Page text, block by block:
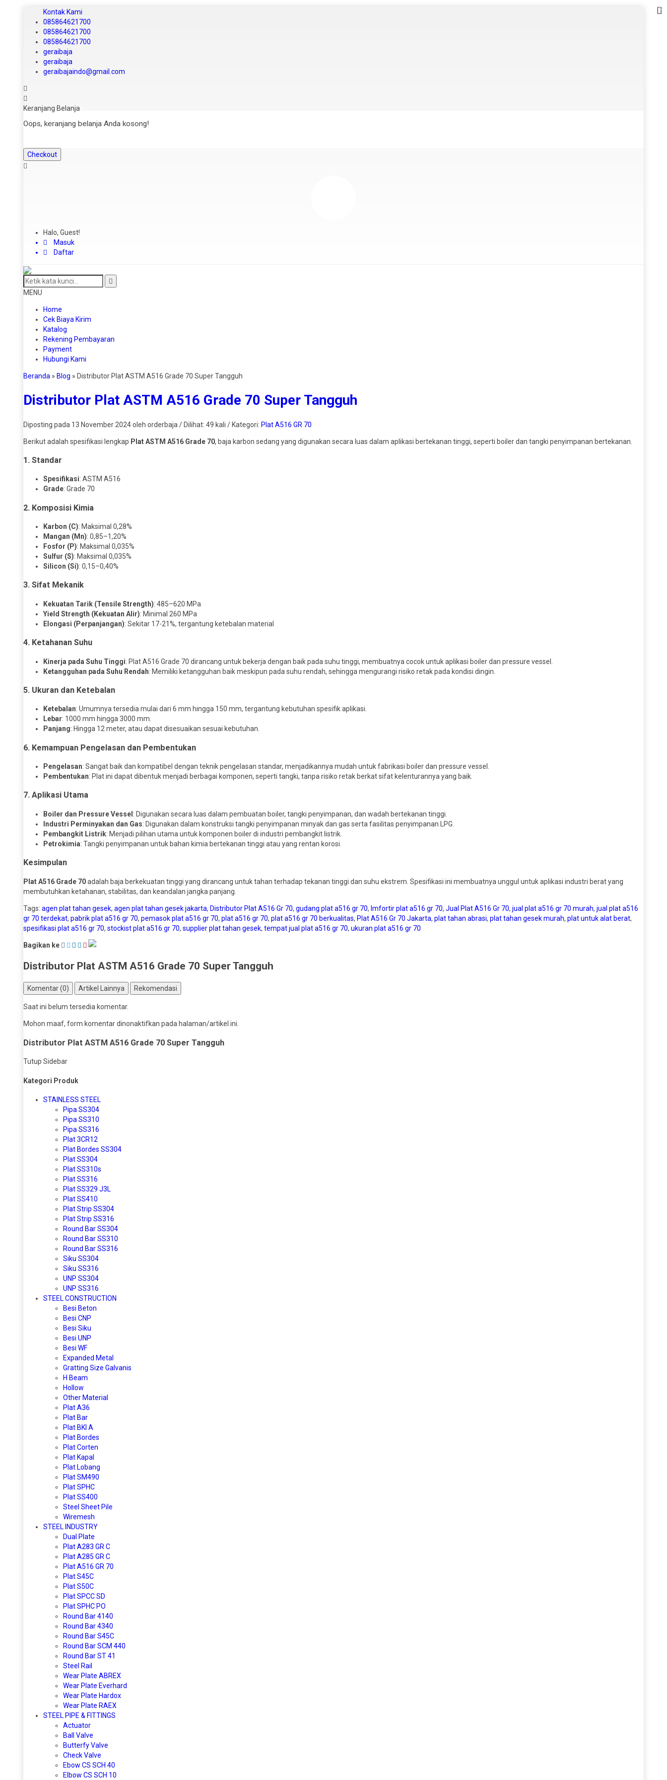
Kontak Kami
085864621700
085864621700
085864621700
geraibaja
geraibaja
geraibajaindo@gmail.com
Keranjang Belanja
Oops, keranjang belanja Anda kosong!
Checkout
Halo, Guest!
Masuk
Daftar
MENU
Home
Cek Biaya Kirim
Katalog
Rekening Pembayaran
Payment
Hubungi Kami
Beranda » Blog » Distributor Plat ASTM A516 Grade 70 Super Tangguh
Distributor Plat ASTM A516 Grade 70 Super Tangguh
Diposting pada 13 November 2024 oleh orderbaja / Dilihat: 49 kali / Kategori: Plat A516 GR 70
Berikut adalah spesifikasi lengkap Plat ASTM A516 Grade 70, baja karbon sedang yang digunakan secara luas dalam aplikasi bertekanan tinggi, seperti boiler dan tangki penyimpanan bertekanan.
1. Standar
Spesifikasi: ASTM A516
Grade: Grade 70
2. Komposisi Kimia
Karbon (C): Maksimal 0,28%
Mangan (Mn): 0,85–1,20%
Fosfor (P): Maksimal 0,035%
Sulfur (S): Maksimal 0,035%
Silicon (Si): 0,15–0,40%
3. Sifat Mekanik
Kekuatan Tarik (Tensile Strength): 485–620 MPa
Yield Strength (Kekuatan Alir): Minimal 260 MPa
Elongasi (Perpanjangan): Sekitar 17-21%, tergantung ketebalan material
4. Ketahanan Suhu
Kinerja pada Suhu Tinggi: Plat A516 Grade 70 dirancang untuk bekerja dengan baik pada suhu tinggi, membuatnya cocok untuk aplikasi boiler dan pressure vessel.
Ketangguhan pada Suhu Rendah: Memiliki ketangguhan baik meskipun pada suhu rendah, sehingga mengurangi risiko retak pada kondisi dingin.
5. Ukuran dan Ketebalan
Ketebalan: Umumnya tersedia mulai dari 6 mm hingga 150 mm, tergantung kebutuhan spesifik aplikasi.
Lebar: 1000 mm hingga 3000 mm.
Panjang: Hingga 12 meter, atau dapat disesuaikan sesuai kebutuhan.
6. Kemampuan Pengelasan dan Pembentukan
Pengelasan: Sangat baik dan kompatibel dengan teknik pengelasan standar, menjadikannya mudah untuk fabrikasi boiler dan pressure vessel.
Pembentukan: Plat ini dapat dibentuk menjadi berbagai komponen, seperti tangki, tanpa risiko retak berkat sifat kelenturannya yang baik.
7. Aplikasi Utama
Boiler dan Pressure Vessel : Digunakan secara luas dalam pembuatan boiler, tangki penyimpanan, dan wadah bertekanan tinggi.
Industri Perminyakan dan Gas: Digunakan dalam konstruksi tangki penyimpanan minyak dan gas serta fasilitas penyimpanan LPG.
Pembangkit Listrik: Menjadi pilihan utama untuk komponen boiler di industri pembangkit listrik.
Petrokimia: Tangki penyimpanan untuk bahan kimia bertekanan tinggi atau yang rentan korosi.
Kesimpulan
Plat A516 Grade 70adalah baja berkekuatan tinggi yang dirancang untuk tahan terhadap tekanan tinggi dan suhu ekstrem. Spesifikasi ini membuatnya unggul untuk aplikasi industri berat yang
membutuhkan ketahanan, stabilitas, dan keandalan jangka panjang.
Tags: agen plat tahan gesek, agen plat tahan gesek jakarta, Distributor Plat A516 Gr 70, gudang plat a516 gr 70, Imfortir plat a516 gr 70, Jual Plat A516 Gr 70, jual plat a516 gr 70 murah, jual plat a516
gr 70 terdekat, pabrik plat a516 gr 70, pemasok plat a516 gr 70, plat a516 gr 70, plat a516 gr 70 berkualitas, Plat A516 Gr 70 Jakarta, plat tahan abrasi, plat tahan gesek murah, plat untuk alat berat,
spesifikasi plat a516 gr 70, stockist plat a516 gr 70, supplier plat tahan gesek, tempat jual plat a516 gr 70, ukuran plat a516 gr 70
Bagikan ke
Distributor Plat ASTM A516 Grade 70 Super Tangguh
Komentar (0) Artikel Lainnya Rekomendasi
Saat ini belum tersedia komentar.
Mohon maaf, form komentar dinonaktifkan pada halaman/artikel ini.
Distributor Plat ASTM A516 Grade 70 Super Tangguh
Tutup Sidebar
Kategori Produk
STAINLESS STEEL
Pipa SS304
Pipa SS310
Pipa SS316
Plat 3CR12
Plat Bordes SS304
Plat SS304
Plat SS310s
Plat SS316
Plat SS329 J3L
Plat SS410
Plat Strip SS304
Plat Strip SS316
Round Bar SS304
Round Bar SS310
Round Bar SS316
Siku SS304
Siku SS316
UNP SS304
UNP SS316
STEEL CONSTRUCTION
Besi Beton
Besi CNP
Besi Siku
Besi UNP
Besi WF
Expanded Metal
Gratting Size Galvanis
H Beam
Hollow
Other Material
Plat A36
Plat Bar
Plat BKI A
Plat Bordes
Plat Corten
Plat Kapal
Plat Lobang
Plat SM490
Plat SPHC
Plat SS400
Steel Sheet Pile
Wiremesh
STEEL INDUSTRY
Dual Plate
Plat A283 GR C
Plat A285 GR C
Plat A516 GR 70
Plat S45C
Plat S50C
Plat SPCC SD
Plat SPHC PO
Round Bar 4140
Round Bar 4340
Round Bar S45C
Round Bar SCM 440
Round Bar ST 41
Steel Rail
Wear Plate ABREX
Wear Plate Everhard
Wear Plate Hardox
Wear Plate RAEX
STEEL PIPE & FITTINGS
Actuator
Ball Valve
Butterfy Valve
Check Valve
Ebow CS SCH 40
Elbow CS SCH 10